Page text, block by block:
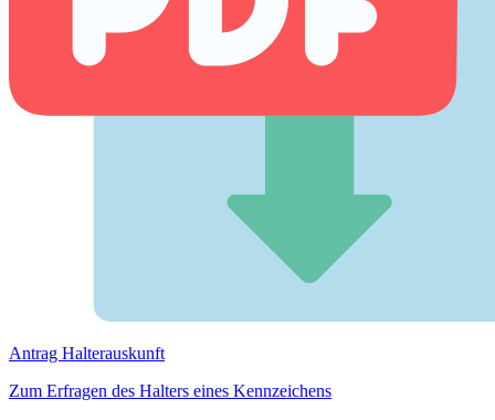
Antrag Halterauskunft
Zum Erfragen des Halters eines Kennzeichens